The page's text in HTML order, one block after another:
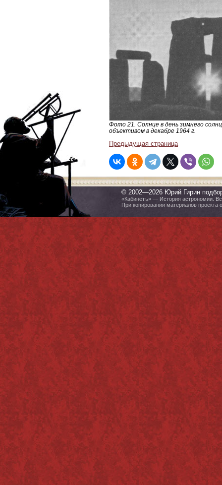
Фото 21. Солнце в день зимнего
объективом в декабре 1964 г.
Предыдущая страница
© 2002—2026 Юрий Гирин
«Кабинетъ» — История астрономии.
При копировании материалов проекта